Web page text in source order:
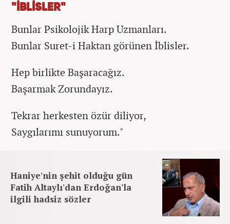
"İBLİSLER"
Bunlar Psikolojik Harp Uzmanları.
Bunlar Suret-i Haktan görünen İblisler.
Hep birlikte Başaracağız.
Başarmak Zorundayız.
Tekrar herkesten özür diliyor,
Saygılarımı sunuyorum."
Haniye'nin şehit olduğu gün
Fatih Altaylı'dan Erdoğan'la
ilgili hadsiz sözler